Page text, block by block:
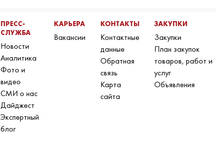
ПРЕСС-
СЛУЖБА
Новости
Аналитика
Фото и
видео
СМИ о нас
Дайджест
Экспертный
блог
КАРЬЕРА
Вакансии
КОНТАКТЫ
Контактные
данные
Обратная
связь
Карта
сайта
ЗАКУПКИ
Закупки
План закупок
товаров, работ и
услуг
Объявления